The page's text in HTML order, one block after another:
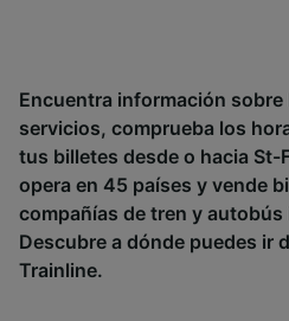
Encuentra información sobre
servicios, comprueba los
tus billetes desde o hacia St-
opera en 45 países y vende
compañías de tren y
Descubre a dónde puedes ir
Trainline.